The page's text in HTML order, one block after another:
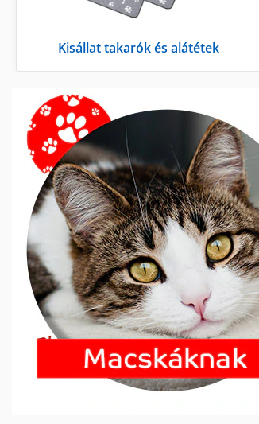
Kisállat takarók és alátétek